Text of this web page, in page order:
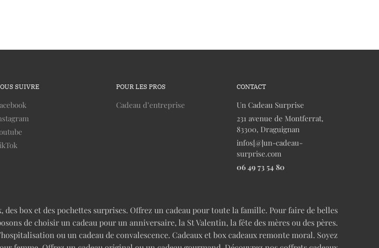
SUIVRE POUR LES PROS
Cadeau d’entreprise
CONTACT
Un Cadeau Surprise
231 avenue de Montferrat,
83300, Draguignan
infos[@]un-cadeau-
surprise.com
06 49 73 54 80
des box et des pochettes surprises. Offrez un cadeau pour toute la famille. Pour faire de belles
de choisir un cadeau pour un anniversaire, la St Valentin, la fête des mères ou des pères.
ou un cadeau de convalescence. Cadeaux et box cadeaux remonte moral. Soyez